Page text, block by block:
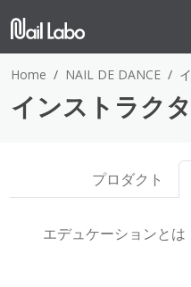
Home NAIL DE DANCE
インストラク
プロダクト
エデュケーションとは